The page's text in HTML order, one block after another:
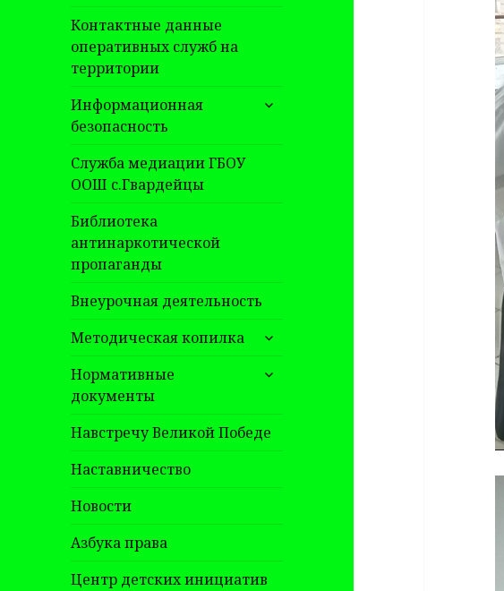
Контактные данные
оперативных служб на
территории
Информационная
безопасность
раскрыть
Служба медиации ГБОУ
ООШ с.Гвардейцы
Библиотека
антинаркотической
пропаганды
Внеурочная деятельность
Методическая копилка
раскрыть
дочернее
меню
Нормативные
документы
раскрыть
Навстречу Великой Победе
Наставничество
Новости
Азбука права
Центр детских инициатив